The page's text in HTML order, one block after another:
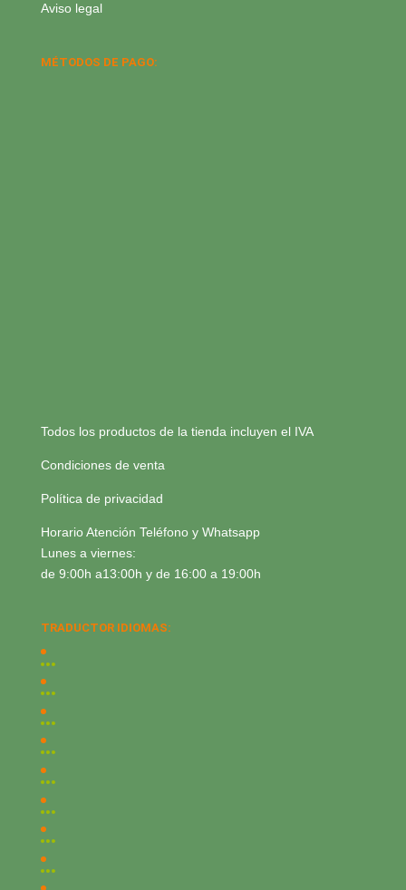
Aviso legal
MÉTODOS DE PAGO:
Todos los productos de la tienda incluyen el IVA
Condiciones de venta
Política de privacidad
Horario Atención Teléfono y Whatsapp
Lunes a viernes:
de 9:00h a13:00h y de 16:00 a 19:00h
TRADUCTOR IDIOMAS: